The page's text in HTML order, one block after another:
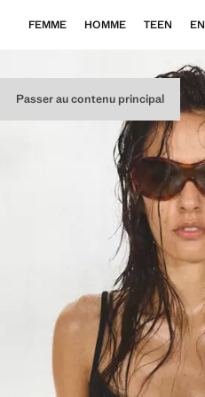
Passer au contenu principal
FEMME HOMME TEEN